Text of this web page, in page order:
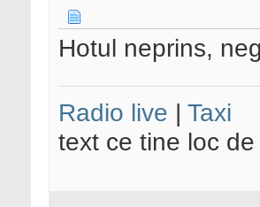
Hotul neprins,
Radio live | Taxi
text ce tine loc